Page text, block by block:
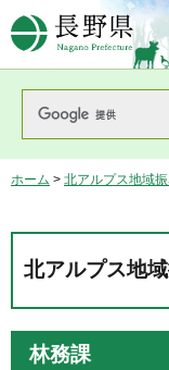
長
ホーム > 北アルプス地域
北アルプス地
林務課